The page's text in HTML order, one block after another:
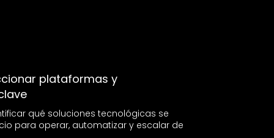
plataformas y
qué soluciones tecnológicas se
para operar, automatizar y escalar de